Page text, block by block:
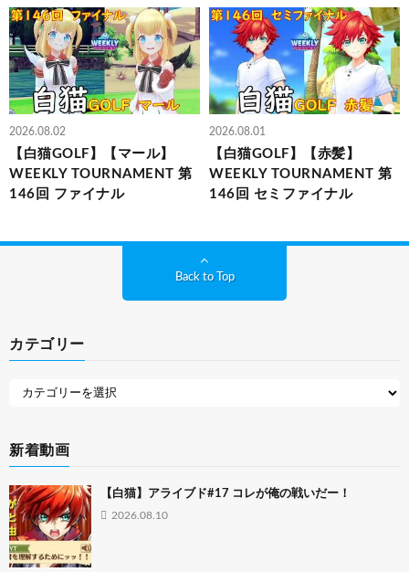
2026.08.02
【白猫GOLF】【マール】
WEEKLY TOURNAMENT 第
146回 ファイナル
2026.08.01
【白猫GOLF】【赤髪】
WEEKLY TOURNAMENT 第
146回 セミファイナル
Back to Top
カテゴリー
新着動画
【白猫】アライブド#17 コレが俺の戦いだー！
2026.08.10